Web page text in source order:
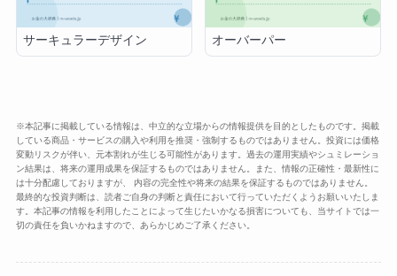
サーキュラーデザイン オーバーパー
※本記事に掲載している情報は、中立的な立場からの情報提供を目的としたものです。掲載
している商品・サービスの購入や利用を推奨・強制するものではありません。投資には価格
変動リスクが伴い、元本割れが生じる可能性があります。過去の運用実績やシュミレーショ
ン結果は、将来の運用成果を保証するものではありません。また、情報の正確性・最新性に
は十分配慮しておりますが、 内容の完全性や将来の結果を保証するものではありません。
最終的な投資判断は、読者ご自身の判断と責任において行っていただくようお願いいたしま
す。本記事の情報を利用したことによって生じたいかなる損害についても、当サイトでは一
切の責任を負いかねますので、あらかじめご了承ください。